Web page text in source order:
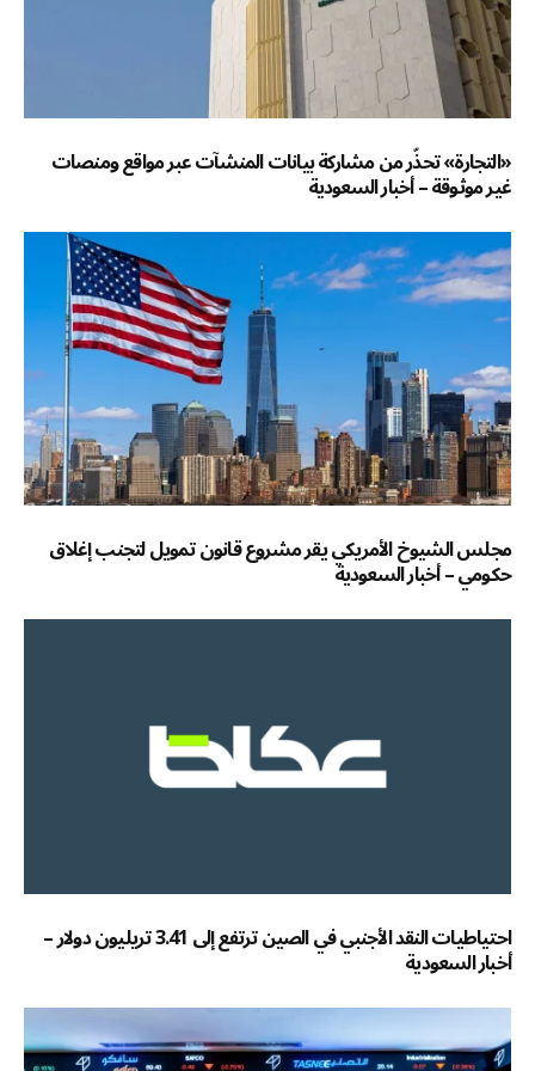
«التجارة» تحذّر من مشاركة بيانات المنشآت عبر مواقع ومنصات
غير موثوقة – أخبار السعودية
مجلس الشيوخ الأمريكي يقر مشروع قانون تمويل لتجنب إغلاق
حكومي – أخبار السعودية
احتياطيات النقد الأجنبي في الصين ترتفع إلى 3.41 تريليون دولار –
أخبار السعودية